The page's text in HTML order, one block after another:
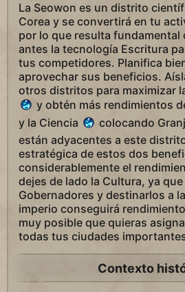
La Seowon es un distrito
Corea y se convertirá en tu
por lo que resulta fundamental
antes la tecnología Escritura
tus competidores. Planifica
aprovechar sus beneficios.
otros distritos para maximizar
y obtén más rendimientos
y la Ciencia
colocando
están adyacentes a este
estratégica de estos dos
considerablemente el
dejes de lado la Cultura, ya
Gobernadores y destinarlos a
imperio conseguirá
muy posible que quieras
todas tus ciudades
Contexto